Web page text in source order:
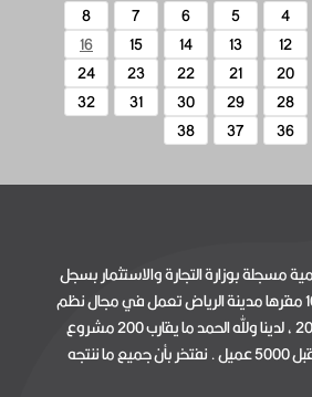
4
5
6
7
8
12
13
14
15
16
20
21
22
23
24
28
29
30
31
32
36
37
38
بوزارة التجارة والاستثمار بسجل
تجاري رقم 1010426491 مقرها مدينة الرياض تعمل في مجال نظم
المعلومات منذ عام 2007 ، لدينا ولله الحمد ما يقارب 200 مشروع
تم الإستفادة منها من قبل 5000 عميل . نفتخر بأن جميع ما ننتجه